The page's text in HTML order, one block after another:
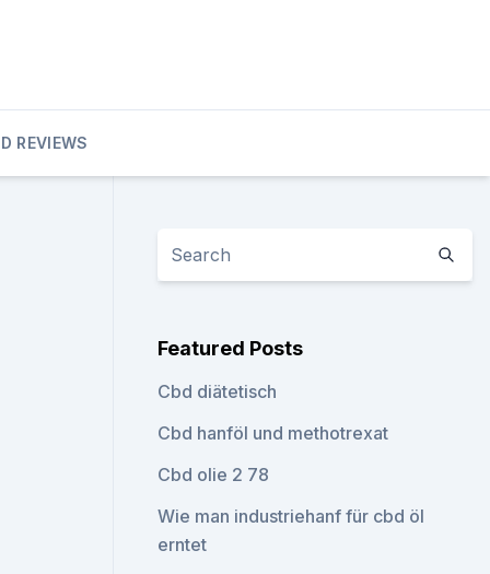
REVIEWS
Featured Posts
Cbd diätetisch
Cbd hanföl und methotrexat
Cbd olie 2 78
Wie man industriehanf für cbd öl
erntet